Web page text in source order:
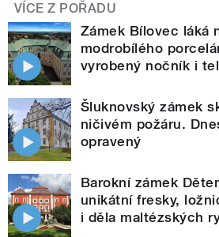
VÍCE Z POŘADU
Zámek Bílovec láká
modrobílého
vyrobený nočník i
Šluknovský zámek
ničivém požáru.
opravený
Barokní zámek
unikátní fresky,
i děla maltézských